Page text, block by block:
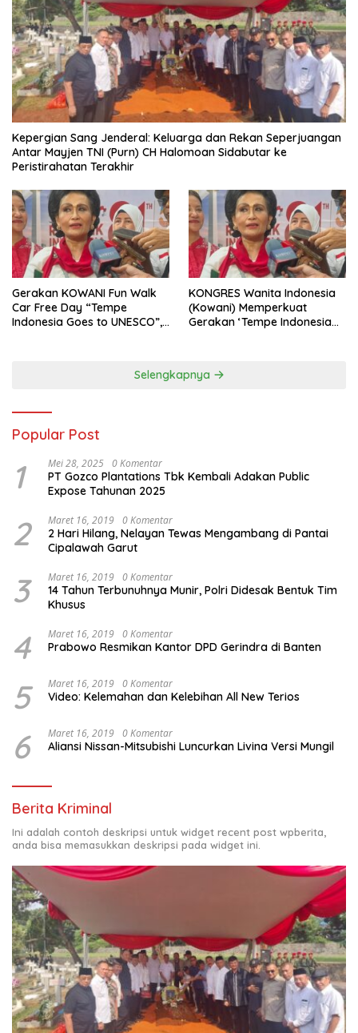
Kepergian Sang Jenderal: Keluarga dan Rekan Seperjuangan
Antar Mayjen TNI (Purn) CH Halomoan Sidabutar ke
Peristirahatan Terakhir
Gerakan KOWANI Fun Walk
Car Free Day “Tempe
Indonesia Goes to UNESCO”,
KONGRES Wanita Indonesia
(Kowani) Memperkuat
Gerakan ‘Tempe Indonesia
Selengkapnya
Popular Post
1 Mei 28, 2025 0 Komentar
PT Gozco Plantations Tbk Kembali Adakan Public
Expose Tahunan 2025
2 Maret 16, 2019 0 Komentar
2 Hari Hilang, Nelayan Tewas Mengambang di Pantai
Cipalawah Garut
3 Maret 16, 2019 0 Komentar
14 Tahun Terbunuhnya Munir, Polri Didesak Bentuk Tim
Khusus
4 Maret 16, 2019 0 Komentar
Prabowo Resmikan Kantor DPD Gerindra di Banten
5 Maret 16, 2019 0 Komentar
Video: Kelemahan dan Kelebihan All New Terios
6 Maret 16, 2019 0 Komentar
Aliansi Nissan-Mitsubishi Luncurkan Livina Versi Mungil
Berita Kriminal
Ini adalah contoh deskripsi untuk widget recent post wpberita,
anda bisa memasukkan deskripsi pada widget ini.